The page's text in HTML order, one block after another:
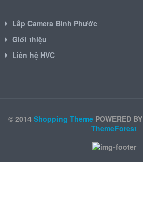
Lắp Camera Bình Phước
Giới thiệu
Liên hệ HVC
© 2014 Shopping Theme POWERED BY
ThemeForest